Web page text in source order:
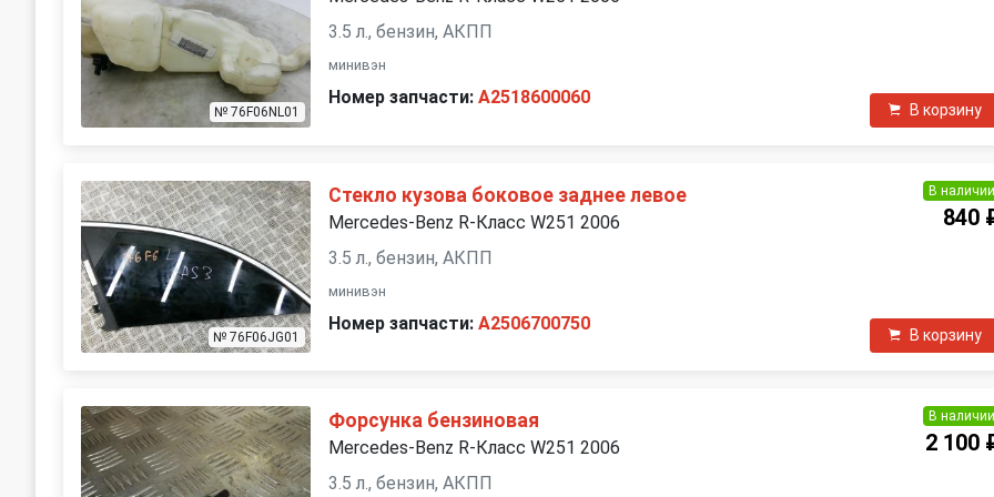
№ 76F06NL01
3.5 л., бензин, АКПП
минивэн
Номер запчасти: A2518600060
В корзину
№ 76F06JG01
Стекло кузова боковое заднее левое
Mercedes-Benz R-Класс W251 2006
3.5 л., бензин, АКПП
минивэн
Номер запчасти: A2506700750
В наличии
840
В корзину
Форсунка бензиновая
Mercedes-Benz R-Класс W251 2006
3.5 л., бензин, АКПП
В наличии
2 100